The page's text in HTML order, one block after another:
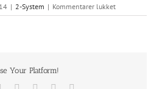
| 2-System | Kommentarer lukkettil
Hvad
Your Platform!